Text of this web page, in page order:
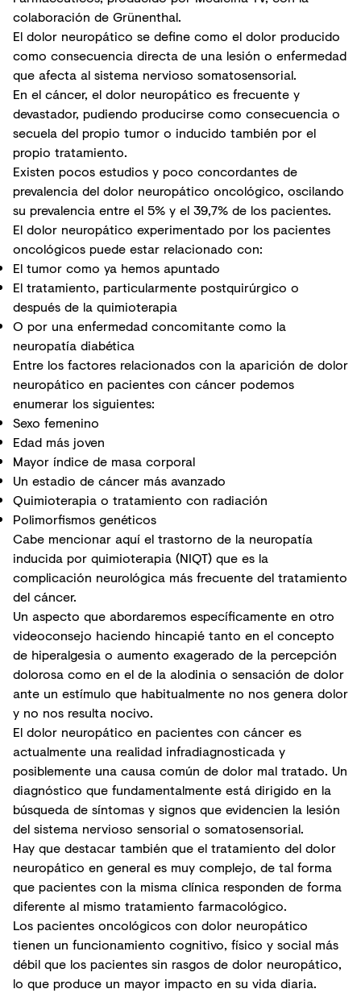
colaboración de Grünenthal.
El dolor neuropático se define como el dolor producido
como consecuencia directa de una lesión o enfermedad
que afecta al sistema nervioso somatosensorial.
En el cáncer, el dolor neuropático es frecuente y
devastador, pudiendo producirse como consecuencia o
secuela del propio tumor o inducido también por el
propio tratamiento.
Existen pocos estudios y poco concordantes de
prevalencia del dolor neuropático oncológico, oscilando
su prevalencia entre el 5% y el 39,7% de los pacientes.
El dolor neuropático experimentado por los pacientes
oncológicos puede estar relacionado con:
El tumor como ya hemos apuntado
El tratamiento, particularmente postquirúrgico o
después de la quimioterapia
O por una enfermedad concomitante como la
neuropatía diabética
Entre los factores relacionados con la aparición de dolor
neuropático en pacientes con cáncer podemos
enumerar los siguientes:
Sexo femenino
Edad más joven
Mayor índice de masa corporal
Un estadio de cáncer más avanzado
Quimioterapia o tratamiento con radiación
Polimorfismos genéticos
Cabe mencionar aquí el trastorno de la neuropatía
inducida por quimioterapia (NIQT) que es la
complicación neurológica más frecuente del tratamiento
del cáncer.
Un aspecto que abordaremos específicamente en otro
videoconsejo haciendo hincapié tanto en el concepto
de hiperalgesia o aumento exagerado de la percepción
dolorosa como en el de la alodinia o sensación de dolor
ante un estímulo que habitualmente no nos genera dolor
y no nos resulta nocivo.
El dolor neuropático en pacientes con cáncer es
actualmente una realidad infradiagnosticada y
posiblemente una causa común de dolor mal tratado. Un
diagnóstico que fundamentalmente está dirigido en la
búsqueda de síntomas y signos que evidencien la lesión
del sistema nervioso sensorial o somatosensorial.
Hay que destacar también que el tratamiento del dolor
neuropático en general es muy complejo, de tal forma
que pacientes con la misma clínica responden de forma
diferente al mismo tratamiento farmacológico.
Los pacientes oncológicos con dolor neuropático
tienen un funcionamiento cognitivo, físico y social más
débil que los pacientes sin rasgos de dolor neuropático,
lo que produce un mayor impacto en su vida diaria.